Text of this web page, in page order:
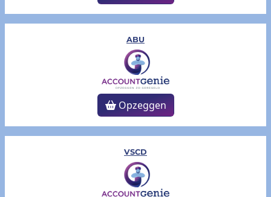
ABU
Opzeggen
VSCD